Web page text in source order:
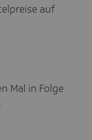
auf
Mal in Folge